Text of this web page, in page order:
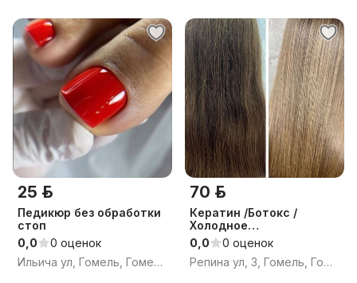
25 р.
Педикюр без обработки
стоп
0,0
0 оценок
Ильича ул, Гомель, Гомельская область
70 р.
Кератин /Ботокс /
Холодное
восстановление волос
0,0
0 оценок
Репина ул, 3, Гомель, Гомельская область